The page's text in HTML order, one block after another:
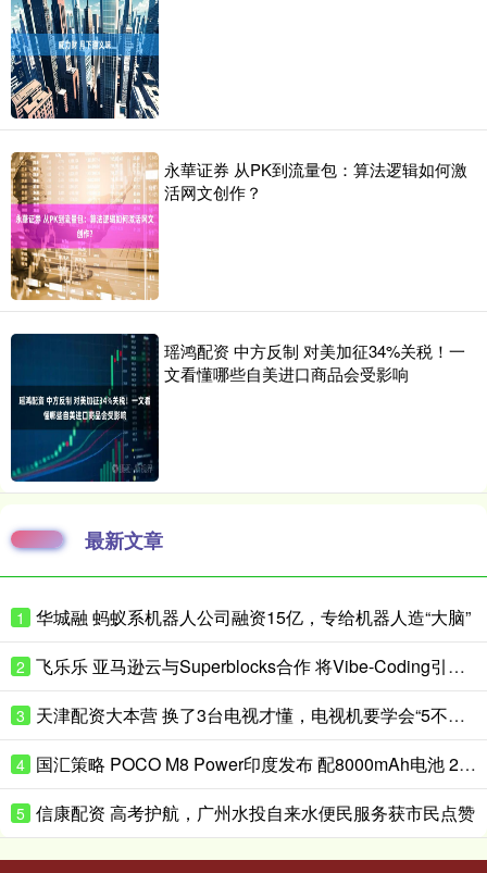
永華证券 从PK到流量包：算法逻辑如何激
活网文创作？
瑶鸿配资 中方反制 对美加征34%关税！一
文看懂哪些自美进口商品会受影响
最新文章
1 华城融 蚂蚁系机器人公司融资15亿，专给机器人造“大脑”
2 飞乐乐 亚马逊云与Superblocks合作 将Vibe-Coding引入企业私有云
3 天津配资大本营 换了3台电视才懂，电视机要学会“5不买”，都是花钱买的经验
4 国汇策略 POCO M8 Power印度发布 配8000mAh电池 24999卢比起
5 信康配资 高考护航，广州水投自来水便民服务获市民点赞